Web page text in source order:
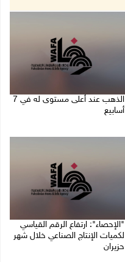
الذهب عند أعلى مستوى له في 7
أسابيع
"الإحصاء": ارتفاع الرقم القياسي
لكميات الإنتاج الصناعي خلال شهر
حزيران